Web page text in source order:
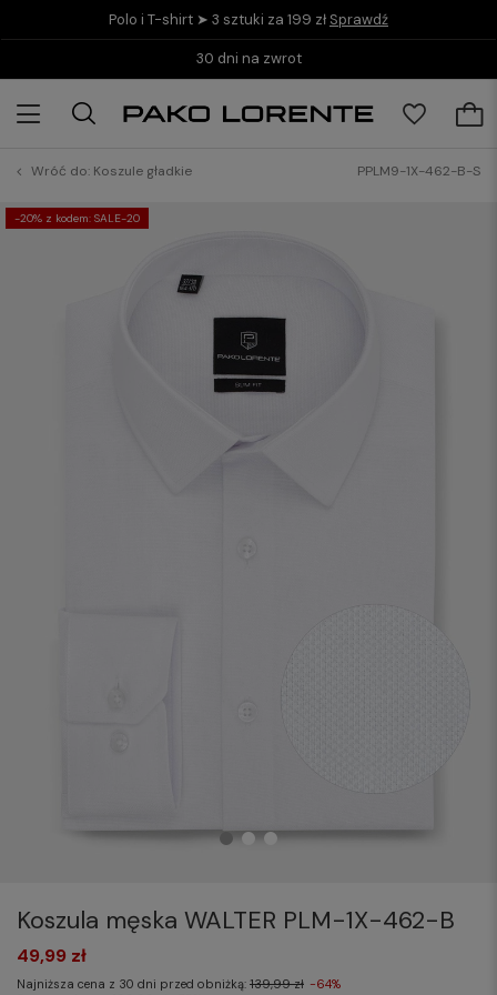
Polo i T-shirt ➤ 3 sztuki za 199 zł Sprawdź
30 dni na zwrot
Wróć do: Koszule gładkie PPLM9-1X-462-B-S
-20% z kodem: SALE-20
Koszula męska WALTER PLM-1X-462-B
49,99 zł
Najniższa cena z 30 dni przed obniżką: 139,99 zł -64%